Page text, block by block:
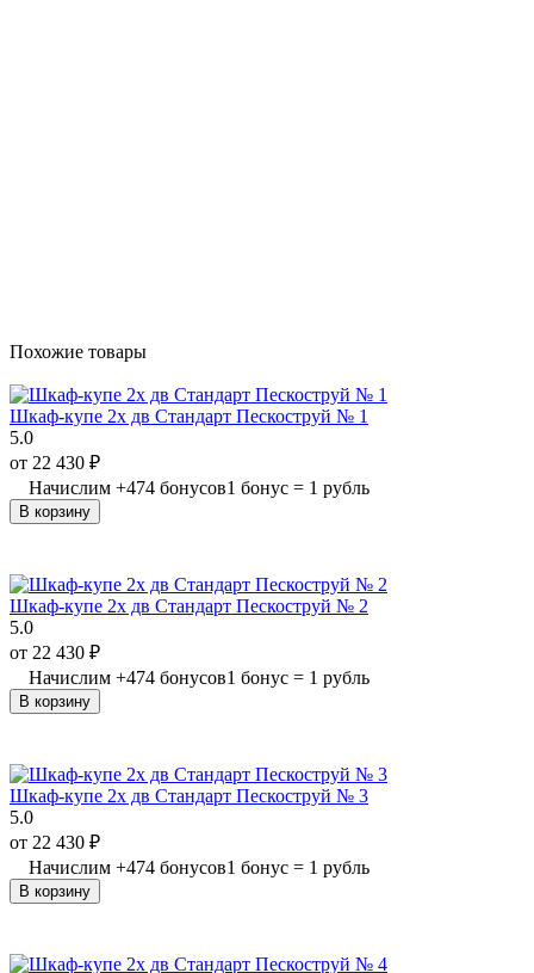
Похожие товары
Шкаф-купе 2х дв Стандарт Пескоструй № 1
5.0
от 22 430 ₽
Начислим +474 бонусов1 бонус = 1 рубль
В корзину
Шкаф-купе 2х дв Стандарт Пескоструй № 2
5.0
от 22 430 ₽
Начислим +474 бонусов1 бонус = 1 рубль
В корзину
Шкаф-купе 2х дв Стандарт Пескоструй № 3
5.0
от 22 430 ₽
Начислим +474 бонусов1 бонус = 1 рубль
В корзину